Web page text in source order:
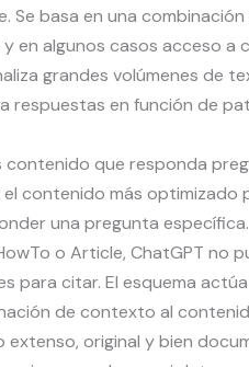
Se basa en una combinación
en algunos casos acceso a
grandes volúmenes de
respuestas en función de
contenido que responda
contenido más optimizado
una pregunta específica.
o Article, ChatGPT no
para citar. El esquema
de contexto al
original y bien